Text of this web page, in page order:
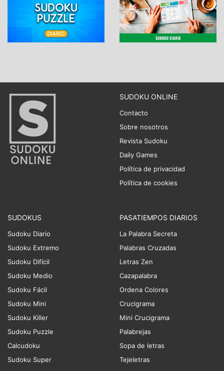
SUDOKU ONLINE
Contacto
Sobre nosotros
Revista Sudoku
Daily Games
Política de privacidad
Política de cookies
SUDOKUS
Sudoku Diario
Sudoku Extremo
Sudoku Difícil
Sudoku Medio
Sudoku Fácil
Sudoku Mini
Sudoku Killer
Sudoku Puzzle
Calcudoku
Sudoku Super
PASATIEMPOS DIARIOS
La Palabra Secreta
Palabras Cruzadas
Letras Zen
Cazapalabra
Ordena Colores
Crucigrama
Mini Crucigrama
Palabrejas
Sopa de letras
Tejeletras